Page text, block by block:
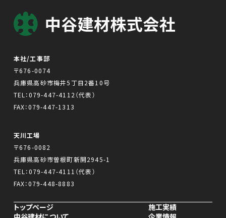
本社/工事部
〒676-0074
兵庫県高砂市梅井5丁目2番10号
TEL：079-447-4112 （代表）
FAX：079-447-1313
天川工場
〒676-0082
兵庫県高砂市曽根町新開2945-1
TEL：079-447-4111 （代表）
FAX：079-448-8883
トップページ
施工実績